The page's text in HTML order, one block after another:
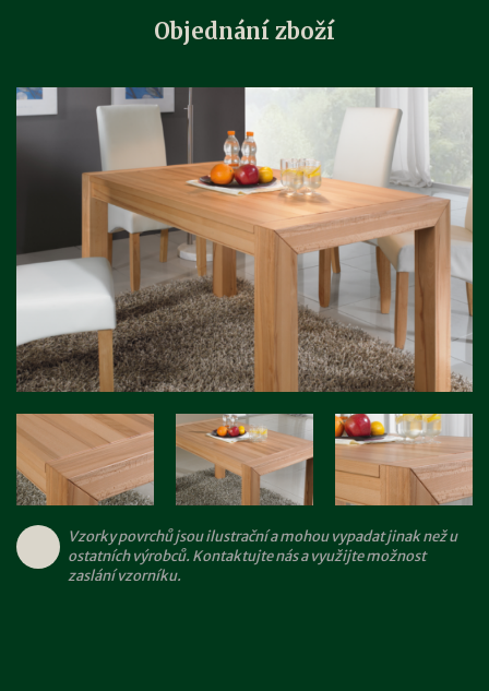
Objednání zboží
Vzorky povrchů jsou ilustrační a mohou vypadat jinak než u
ostatních výrobců. Kontaktujte nás a využijte možnost
zaslání vzorníku.